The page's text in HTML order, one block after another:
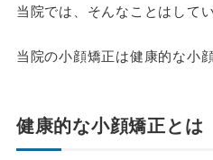
当院では、そんなことはしてい
当院の小顔矯正は健康的な小
健康的な小顔矯正とは